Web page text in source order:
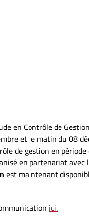
en Contrôle de
et le matin du 08
de gestion en
en partenariat avec l’
est maintenant
ici.